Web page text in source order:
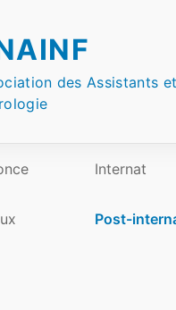
des Assistants
Internat
Post-